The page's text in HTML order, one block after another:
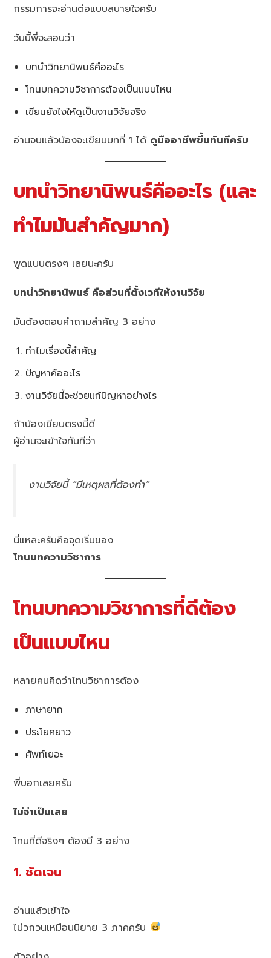
กรรมการจะอ่านต่อแบบสบายใจครับ
วันนี้พี่จะสอนว่า
บทนำวิทยานิพนธ์คืออะไร
โทนบทความวิชาการต้องเป็นแบบไหน
เขียนยังไงให้ดูเป็นงานวิจัยจริง
อ่านจบแล้วน้องจะเขียนบทที่ 1 ได้ ดูมืออาชีพขึ้นทันทีครับ
บทนำวิทยานิพนธ์คืออะไร (และ
ทำไมมันสำคัญมาก)
พูดแบบตรงๆ เลยนะครับ
บทนำวิทยานิพนธ์ คือส่วนที่ตั้งเวทีให้งานวิจัย
มันต้องตอบคำถามสำคัญ 3 อย่าง
ทำไมเรื่องนี้สำคัญ
ปัญหาคืออะไร
งานวิจัยนี้จะช่วยแก้ปัญหาอย่างไร
ถ้าน้องเขียนตรงนี้ดี
ผู้อ่านจะเข้าใจทันทีว่า
งานวิจัยนี้ “มีเหตุผลที่ต้องทำ”
นี่แหละครับคือจุดเริ่มของ
โทนบทความวิชาการ
โทนบทความวิชาการที่ดีต้อง
เป็นแบบไหน
หลายคนคิดว่าโทนวิชาการต้อง
ภาษายาก
ประโยคยาว
ศัพท์เยอะ
พี่บอกเลยครับ
ไม่จำเป็นเลย
โทนที่ดีจริงๆ ต้องมี 3 อย่าง
1. ชัดเจน
อ่านแล้วเข้าใจ
ไม่วกวนเหมือนนิยาย 3 ภาคครับ